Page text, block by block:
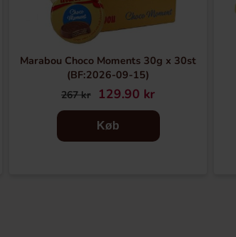
Marabou Choco Moments 30g x 30st
(BF:2026-09-15)
267 kr 129.90 kr
Køb